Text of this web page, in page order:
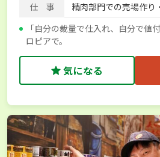
仕 事
精肉部門での売場作り
「自分の裁量で仕入れ、自分で値
ロピアで。
気になる